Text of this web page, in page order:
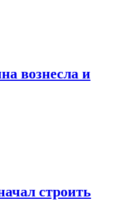
вознесла и
строить